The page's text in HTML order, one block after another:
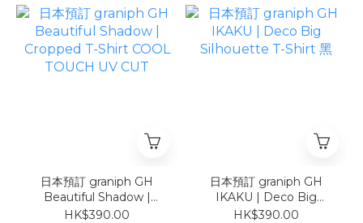
CUT
日本預訂 graniph GH
Beautiful Shadow |
Cropped T-Shirt COOL
HK$390.00
日本預訂 graniph GH
IKAKU | Deco Big
Silhouette T-Shirt 黑
HK$390.00